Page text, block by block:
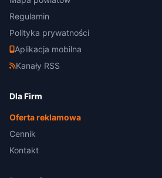
Regulamin
Polityka prywatności
Aplikacja mobilna
Kanały RSS
Dla Firm
Oferta reklamowa
Cennik
Kontakt